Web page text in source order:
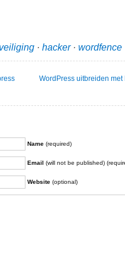
· hacker· wordfence
WordPress uitbreiden met
Name (required)
Email (will not be published)
Website (optional)